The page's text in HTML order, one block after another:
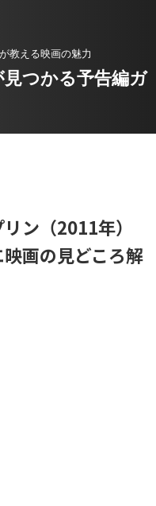
教える映画の魅力
つかる予告編ガ
ン（2011年）
画の見どころ解